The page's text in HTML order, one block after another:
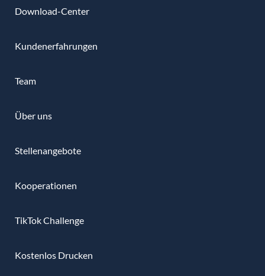
Download-Center
Kundenerfahrungen
Team
Über uns
Stellenangebote
Kooperationen
TikTok Challenge
Kostenlos Drucken